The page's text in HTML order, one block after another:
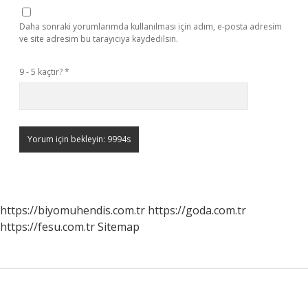
Daha sonraki yorumlarımda kullanılması için adım, e-posta adresim
ve site adresim bu tarayıcıya kaydedilsin.
9 - 5 kaçtır?*
https://biyomuhendis.com.tr https://goda.com.tr
https://fesu.com.trSitemap